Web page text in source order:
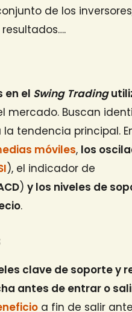
de los
en el Swing Trading
mercado. Buscan
tendencia principal.
móviles, los
), el indicador de
)y los niveles de
.
clave de soporte y
antes de entrar o
a fin de salir